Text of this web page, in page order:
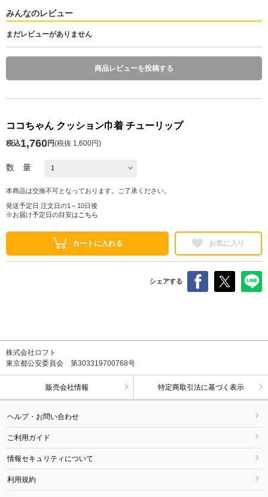
みんなのレビュー
まだレビューがありません
商品レビューを投稿する
ココちゃん クッション巾着 チューリップ
税込1,760円(税抜 1,600円)
数 量
本商品は交換不可となっております。ご了承ください。
発送予定日 注文日の1～10日後
※お届け予定日の目安は こちら
カートに入れる お気に入り
シェアする
株式会社ロフト
東京都公安委員会 第303319700768号
販売会社情報 特定商取引法に基づく表示
ヘルプ・お問い合わせ
ご利用ガイド
情報セキュリティについて
利用規約